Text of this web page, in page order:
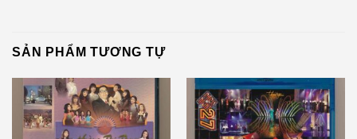
SẢN PHẨM TƯƠNG TỰ